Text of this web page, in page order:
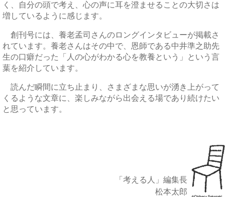
く、自分の頭で考え、心の声に耳を澄ませることの大切さは
増しているように感じます。
創刊号には、養老孟司さんのロングインタビューが掲載さ
れています。養老さんはその中で、恩師である中井準之助先
生の口癖だった「人の心がわかる心を教養という」という言
葉を紹介しています。
読んだ瞬間に立ち止まり、さまざまな思いが湧き上がって
くるような文章に、楽しみながら出会える場であり続けたい
と思っています。
「考える人」編集長
松本太郎